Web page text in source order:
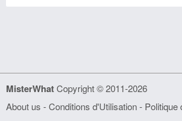
MisterWhatCopyright © 2011-2026
About us -Conditions d'Utilisation- Politique